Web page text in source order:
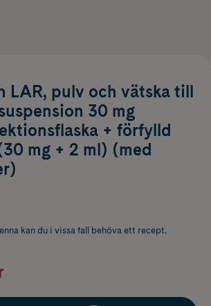
LAR, pulv och vätska till
30 mg
+ förfylld
mg + 2 ml) (med
kan du i vissa fall behöva ett recept.